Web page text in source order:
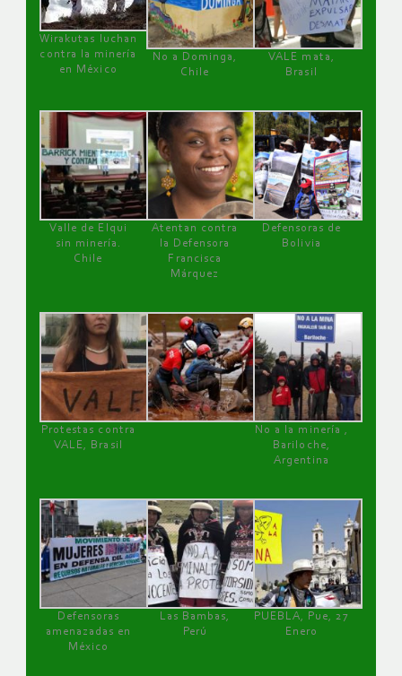
Wirakutas luchan
contra la minería
en México
No a Dominga,
Chile
VALE mata,
Brasil
Valle de Elqui
sin minería.
Chile
Atentan contra
la Defensora
Francisca
Márquez
Defensoras de
Bolivia
Protestas contra
VALE, Brasil
No a la minería ,
Bariloche,
Argentina
Defensoras
amenazadas en
México
Las Bambas,
Perú
PUEBLA, Pue, 27
Enero